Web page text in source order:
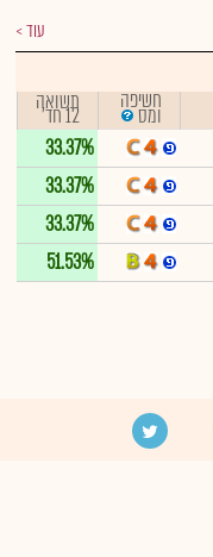
עוד
חשיפה
ומס תשואה
12 חד'
33.37%
33.37%
33.37%
51.53%